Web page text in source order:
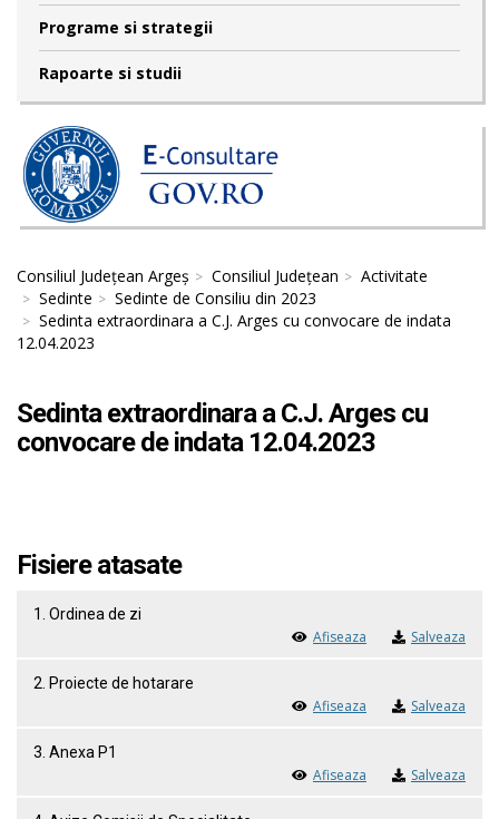
Programe si strategii
Rapoarte si studii
Consiliul Județean Argeș Consiliul Județean
Activitate
Sedinte
Sedinte de Consiliu din 2023
Sedinta extraordinara a C.J. Arges cu convocare de indata
12.04.2023
Sedinta extraordinara a C.J. Arges cu
convocare de indata 12.04.2023
Fisiere atasate
1. Ordinea de zi
Afiseaza Salveaza
2. Proiecte de hotarare
Afiseaza Salveaza
3. Anexa P1
Afiseaza Salveaza